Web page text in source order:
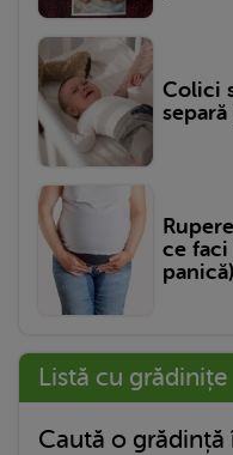
Colici
ce
panică)
Listă cu grădinițe
Caută o grădință